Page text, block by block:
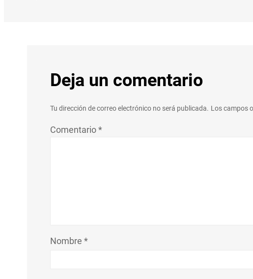
Deja un comentario
Tu dirección de correo electrónico no será publicada. Los campos
Comentario*
Nombre*